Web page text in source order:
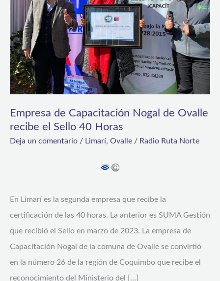
Empresa de Capacitación Nogal de Ovalle
recibe el Sello 40 Horas
Deja un comentario / Limarí, Ovalle / Radio Ruta Norte
En Limarí es la segunda empresa que recibe la
certificación de las 40 horas. La anterior es SUMA Gestión
que recibió el Sello en marzo de 2023. La empresa de
Capacitación Nogal de la comuna de Ovalle se convirtió
en la número 26 de la región de Coquimbo que recibe el
reconocimiento del Ministerio del […]
Ovalle
recibe
el
Sello
40
Horas